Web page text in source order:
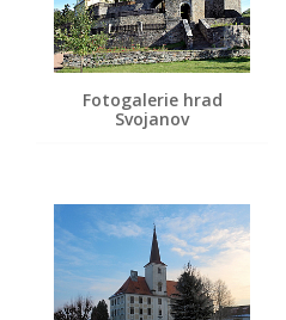
Fotogalerie hrad
Svojanov